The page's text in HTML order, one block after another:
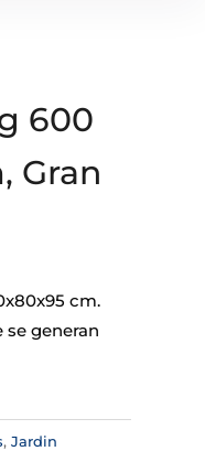
600
Gran
cm.
generan
, Jardin